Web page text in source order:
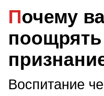
Почему важно
Воспитание